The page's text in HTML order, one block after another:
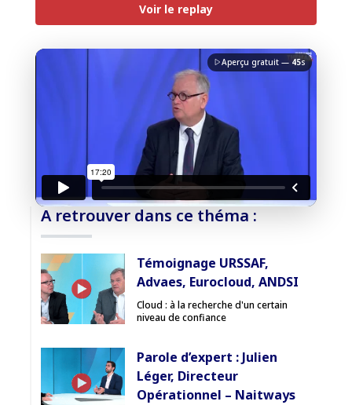
Voir le replay
Aperçu gratuit — 45s
charte de confidentialité
du Monde
Débloquer la vidéo
Pas encore abonné ? Découvrir nos offres
→
A retrouver dans ce théma :
Témoignage URSSAF,
Advaes, Eurocloud, ANDSI
Cloud : à la recherche d'un certain
niveau de confiance
Parole d’expert : Julien
Léger, Directeur
Opérationnel – Naitways